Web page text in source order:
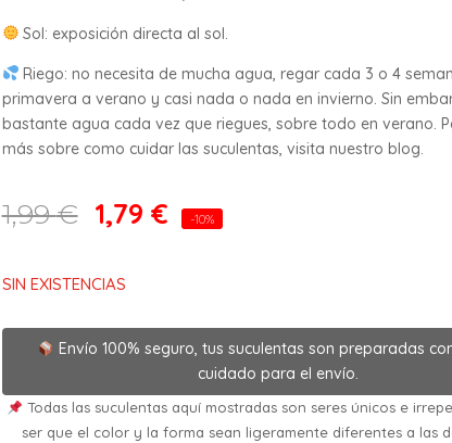
Sol: exposición directa al sol.
Riego: no necesita de mucha agua, regar cada 3 o 4
primavera a verano y casi nada o nada en invierno. Sin
bastante agua cada vez que riegues, sobre todo en verano.
más sobre como cuidar las suculentas, visita nuestro blog.
1,99€ 1,79 € -10%
SIN EXISTENCIAS
Envío 100% seguro, tus suculentas son preparadas
cuidado para el envío.
Todas las suculentas aquí mostradas son seres únicos e
ser que el color y la forma sean ligeramente diferentes a las